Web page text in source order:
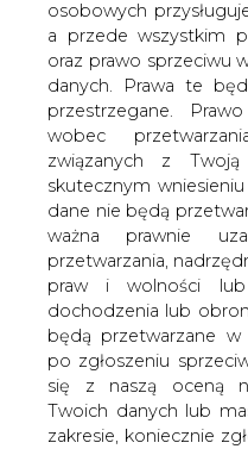
się z naszą oceną
Twoich danych lub
zakresie, koniecznie
swoje zastrzeżenia
Danych Osobowych
Wycofanie zgody
prawem
wycofaniem.
W dowolnym
przechowywania i
ustawieniach
Jeśli zgadzasz się
plików cookies
„Przejdź do serwisu”.
PODPIS
Przesłanie komentarza